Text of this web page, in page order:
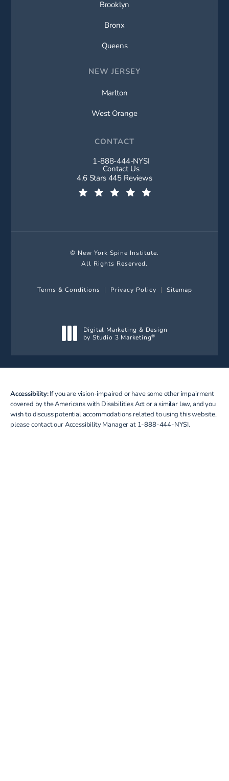
Brooklyn
Bronx
Queens
NEW JERSEY
Marlton
West Orange
CONTACT
Call New York Spine Institute on
1-888-444-NYSI
Contact Us
New York Spine Institute reviews:
4.6 Stars 445 Reviews
© New York Spine Institute.
All Rights Reserved.
Terms & Conditions Privacy Policy Sitemap
Digital Marketing & Design
by Studio 3 Marketing®
Accessibility:If you are vision-impaired or have some other impairment
covered by the Americans with Disabilities Act or a similar law, and you
wish to discuss potential accommodations related to using this website,
please contact our Accessibility Manager at 1-888-444-NYSI.